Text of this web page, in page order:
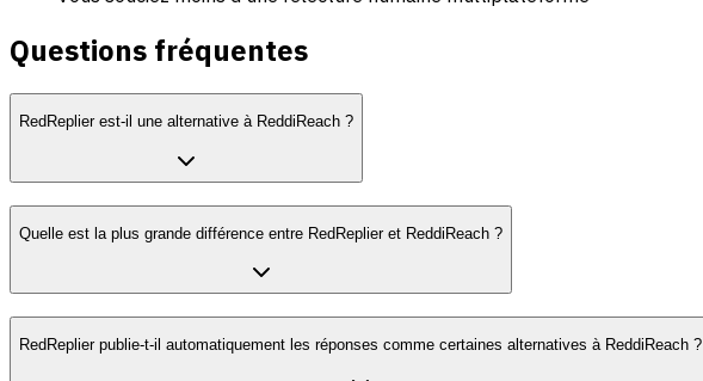
Questions fréquentes
RedReplier est-il une alternative à ReddiReach ?
Quelle est la plus grande différence entre RedReplier et ReddiReach ?
RedReplier publie-t-il automatiquement les réponses comme certaines alternatives à ReddiReach ?